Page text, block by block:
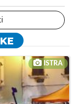
ISTRA